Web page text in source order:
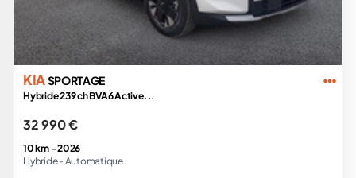
KIASPORTAGE
Hybride 239 ch BVA6 Active...
32 990 €
10 km -2026
Hybride - Automatique